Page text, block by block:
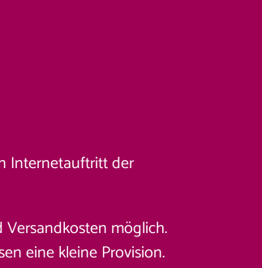
Internetauftritt der
Versandkosten möglich.
eine kleine Provision.